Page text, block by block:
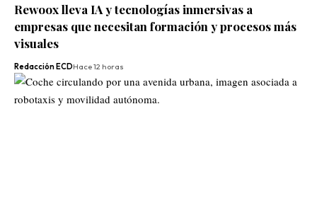
Rewoox lleva IA y tecnologías inmersivas a
empresas que necesitan formación y procesos más
visuales
Redacción ECDHace 12 horas